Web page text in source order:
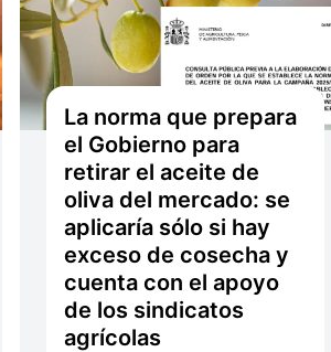
La norma que prepara
el Gobierno para
retirar el aceite de
oliva del mercado: se
aplicaría sólo si hay
exceso de cosecha y
cuenta con el apoyo
de los sindicatos
agrícolas